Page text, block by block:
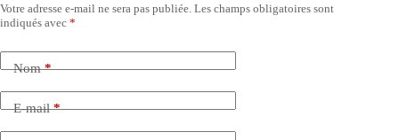
Votre adresse e-mail ne sera pas publiée. Les champs obligatoires sont
indiqués avec *
Nom*
E-mail*